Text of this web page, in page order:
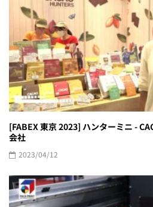
[FABEX 東京 2023] ハンターミニ -
会社
2023/04/12